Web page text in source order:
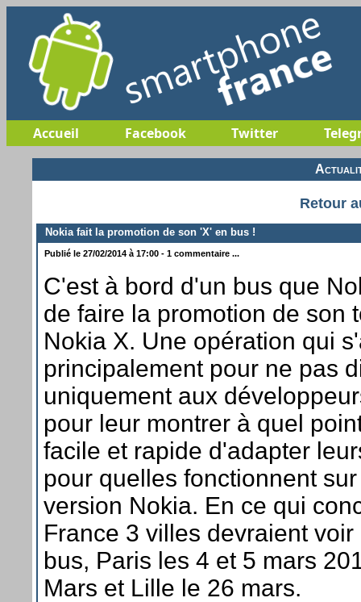
Accueil Facebook Twitter
Retour
Nokia fait la promotion de son 'X' en bus !
Publié le 27/02/2014 à 17:00 - 1 commentaire ...
C'est à bord d'un bus que
de faire la promotion de son
Nokia X. Une opération qui
principalement pour ne pas
uniquement aux
pour leur montrer à quel
facile et rapide d'adapter
pour quelles fonctionnent
version Nokia. En ce qui
France 3 villes devraient
bus, Paris les 4 et 5 mars
Mars et Lille le 26 mars.